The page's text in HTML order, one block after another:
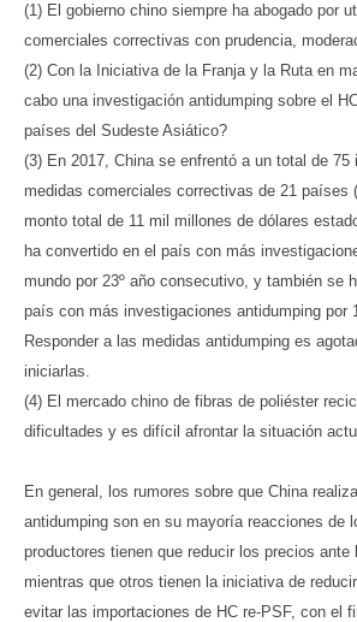
(1) El gobierno chino siempre ha abogado por
comerciales correctivas con prudencia,
(2) Con la Iniciativa de la Franja y la Ruta en
cabo una investigación antidumping sobre el
países del Sudeste Asiático?
(3) En 2017, China se enfrentó a un total de 75
medidas comerciales correctivas de 21 países
monto total de 11 mil millones de dólares
ha convertido en el país con más
mundo por 23º año consecutivo, y también se
país con más investigaciones antidumping por
Responder a las medidas antidumping es
iniciarlas.
(4) El mercado chino de fibras de poliéster
dificultades y es difícil afrontar la situación
En general, los rumores sobre que China
antidumping son en su mayoría reacciones de
productores tienen que reducir los precios
mientras que otros tienen la iniciativa de
evitar las importaciones de HC re-PSF, con el